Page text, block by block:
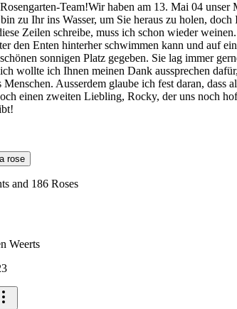
Team!Wir haben am 13. Mai 04
zu Ihr ins Wasser, um Sie heraus zu holen,
Zeilen schreibe, muss ich schon wieder
den Enten hinterher schwimmen kann und auf
sonnigen Platz gegeben. Sie lag immer
wollte ich Ihnen meinen Dank aussprechen
Menschen. Ausserdem glaube ich fest daran,
einen zweiten Liebling, Rocky, der uns noch
rose
and 186 Roses
Weerts